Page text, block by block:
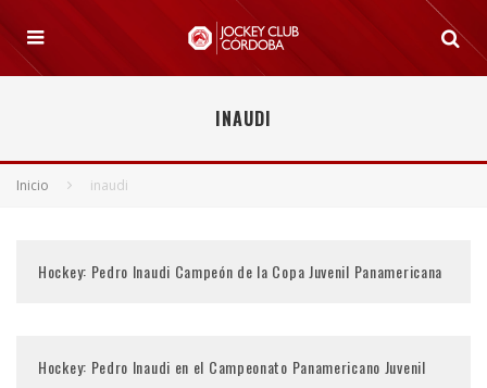
INAUDI
Inicio inaudi
Hockey: Pedro Inaudi Campeón de la Copa Juvenil Panamericana
Hockey: Pedro Inaudi en el Campeonato Panamericano Juvenil